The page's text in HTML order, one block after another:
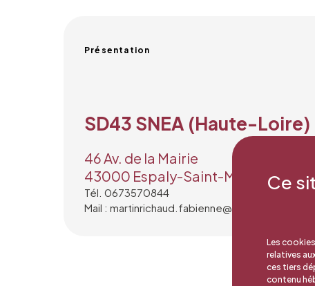
Ce
Les
relatives
ces tiers
contenu
Présentation
SD43 SNEA (Haute-Loire)
46 Av. de la Mairie
43000 Espaly-Saint-Marcel
Tél. 0673570844
Mail : martinrichaud.fabienne@gmail.com